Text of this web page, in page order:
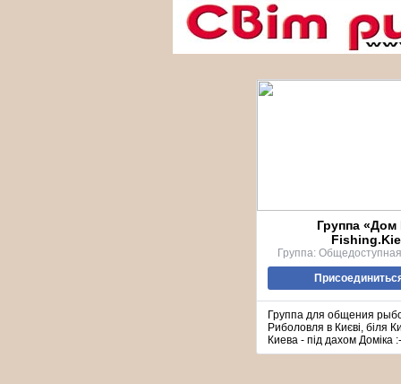
Группа
Группа: Общедоступная
Группа для общения
Риболовля в Києві, біля
Киева - під дахом Доміка